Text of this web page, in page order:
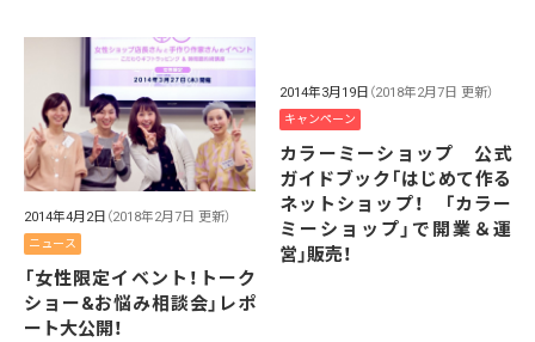
2014年4月2日 （2018年2月7日 更新）
ニュース
「女性限定イベント！トーク
ショー&お悩み相談会」レポ
ート大公開！
2014年3月19日 （2018年2月7日 更新）
キャンペーン
カラーミーショップ 公式
ガイドブック「はじめて作る
ネットショップ！ 「カラー
ミーショップ」で開業＆運
営」販売！